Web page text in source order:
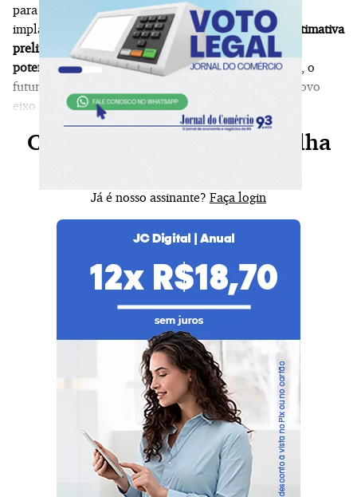
para a Zona Sul da Capital está avançando em sua
implantação pela prefeitura de Porto Alegre.Com estimativa
preliminar de investimento de até R$ 120 milhões e
potencial de atendimento a cerca de 614 mil pessoas , o
futuro Terminal Cristal deverá funcionar como um novo
eixo de integração do transporte coletivo da cidade.
Continue sua leitura, escolha
Já é nosso assinante? Faça login